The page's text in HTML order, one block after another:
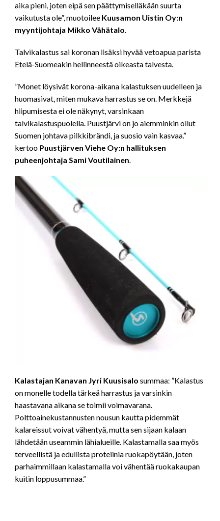
aika pieni, joten eipä sen päättymiselläkään suurta
vaikutusta ole”, muotoilee Kuusamon Uistin Oy:n
myyntijohtaja Mikko Vähätalo
Talvikalastus sai koronan lisäksi hyvää vetoapua parista
Etelä-Suomeakin hellinneestä oikeasta talvesta.
”Monet löysivät korona-aikana kalastuksen uudelleen ja
huomasivat, miten mukava harrastus se on. Merkkejä
hiipumisesta ei ole näkynyt, varsinkaan
talvikalastuspuolella. Puustjärvi on jo aiemminkin ollut
Suomen johtava pilkkibrändi, ja suosio vain kasvaa.”
kertoo Puustjärven Viehe Oy:n hallituksen
puheenjohtaja Sami Voutilainen
Kalastajan Kanavan Jyri Kuusisalo summaa: ”Kalastus
on monelle todella tärkeä harrastus ja varsinkin
haastavana aikana se toimii voimavarana.
Polttoainekustannusten nousun kautta pidemmät
kalareissut voivat vähentyä, mutta sen sijaan kalaan
lähdetään useammin lähialueille. Kalastamalla saa myös
terveellistä ja edullista proteiinia ruokapöytään, joten
parhaimmillaan kalastamalla voi vähentää ruokakaupan
kuitin loppusummaa.”